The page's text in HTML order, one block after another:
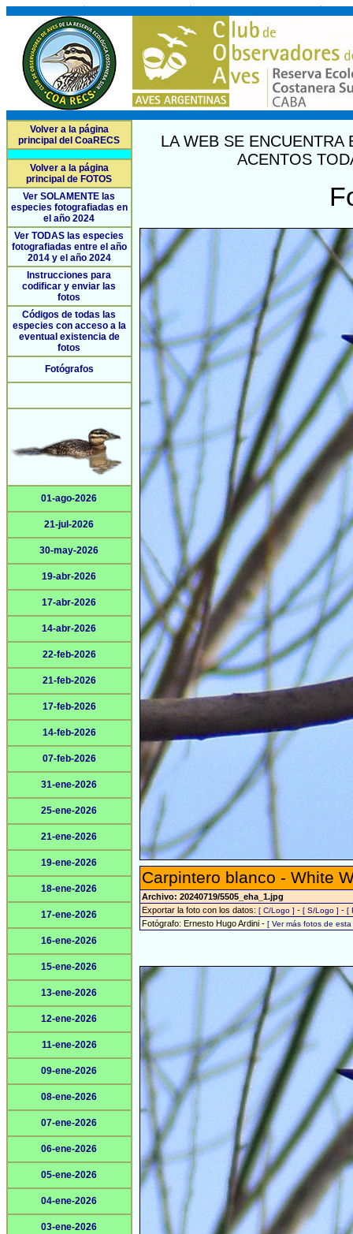
Volver a la página
principal del CoaRECS
Volver a la página
principal de FOTOS
Ver SOLAMENTE las
especies fotografiadas en
el año 2024
Ver TODAS las especies
fotografiadas entre el año
2014 y el año 2024
Instrucciones para
codificar y enviar las
fotos
Códigos de todas las
especies con acceso a la
eventual existencia de
fotos
Fotógrafos
01-ago-2026
21-jul-2026
30-may-2026
19-abr-2026
17-abr-2026
14-abr-2026
22-feb-2026
21-feb-2026
17-feb-2026
14-feb-2026
07-feb-2026
31-ene-2026
25-ene-2026
21-ene-2026
19-ene-2026
18-ene-2026
17-ene-2026
16-ene-2026
15-ene-2026
13-ene-2026
12-ene-2026
11-ene-2026
09-ene-2026
08-ene-2026
07-ene-2026
06-ene-2026
05-ene-2026
04-ene-2026
03-ene-2026
LA WEB SE
ACENTOS
Carpintero blanco - White
Archivo: 20240719/5505_eha_1.jpg
Exportar la foto con los datos: [ C/Logo ] - [ S/Logo ] - [
Fotógrafo: Ernesto Hugo Ardini - [ Ver más fotos de